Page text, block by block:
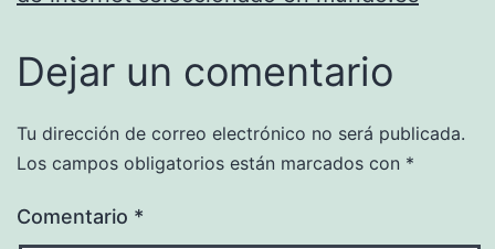
Dejar un comentario
Tu dirección de correo electrónico no será publicada.
Los campos obligatorios están marcados con *
Comentario *